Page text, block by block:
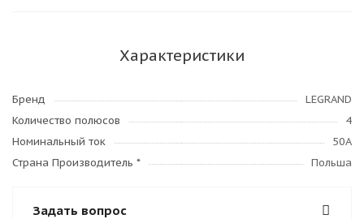
Характеристики
Бренд
LEGRAND
Количество полюсов
4
Номинальный ток
50А
Страна Производитель *
Польша
Задать вопрос